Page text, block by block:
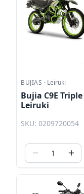
BUJIAS · Leiruki
Bujia C9E
Leiruki
SKU: 0209720054